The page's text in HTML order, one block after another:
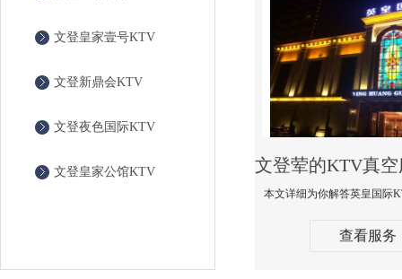
文登皇家壹号KTV
文登新鼎会KTV
文登夜色国际KTV
文登皇家公馆KTV
查看服务